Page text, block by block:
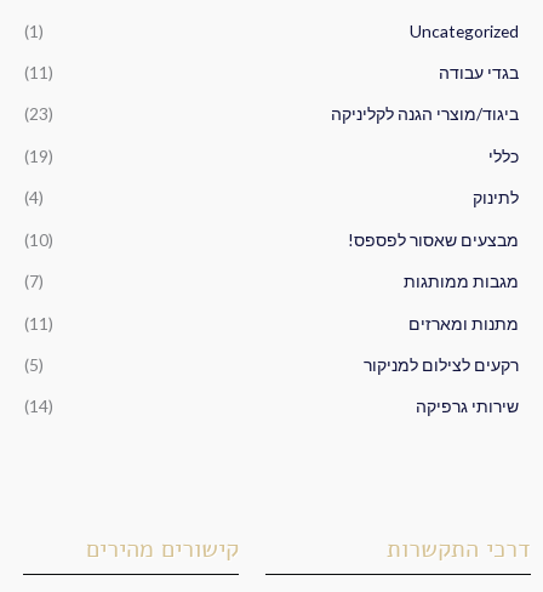
ע
ב
:
Uncategorized
(1)
בגדי עבודה (11)
ביגוד/מוצרי הגנה לקליניקה (23)
כללי (19)
לתינוק (4)
מבצעים שאסור לפספס! (10)
מגבות ממותגות (7)
מתנות ומארזים (11)
רקעים לצילום למניקור (5)
שירותי גרפיקה (14)
דרכי התקשרות קישורים מהירים